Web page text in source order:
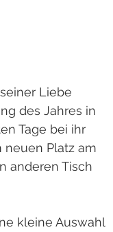
Liebe
des Jahres in
Tage bei ihr
neuen Platz am
anderen Tisch
kleine Auswahl